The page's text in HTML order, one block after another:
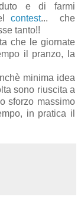
e di farmi
contest... che
tanto!!
che le giornate
il pranzo, la
minima idea
sono riuscita a
sforzo massimo
in pratica il